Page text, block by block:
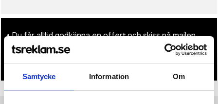
Samtycke Information Om
• Du får alltid godkänna en offert och skiss på mailen
innan beställningen blir bindande.
• Tryckfil/er logo laddas upp i kassan.